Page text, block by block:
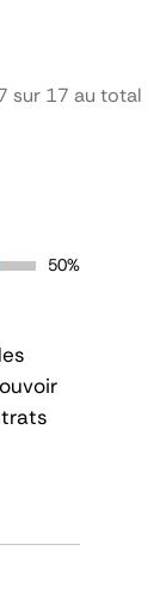
sur 17 au total
50%